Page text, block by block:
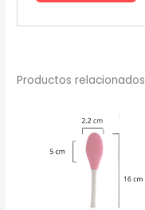
Productos relacionados